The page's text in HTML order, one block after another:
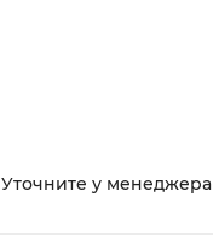
Уточните у менеджера